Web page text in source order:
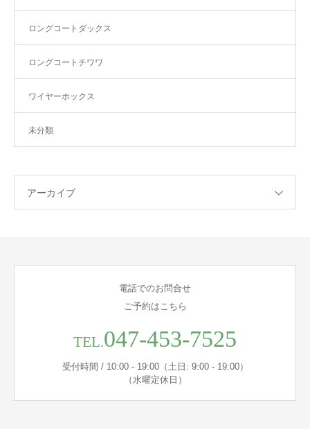
ロングコートダックス
ロングコートチワワ
ワイヤーホックス
未分類
アーカイブ
電話でのお問合せ
ご予約はこちら
TEL.047-453-7525
受付時間 / 10:00 - 19:00（土日: 9:00 - 19:00）
（水曜定休日）